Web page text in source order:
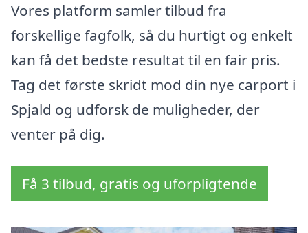
Vores platform samler tilbud fra
forskellige fagfolk, så du hurtigt og enkelt
kan få det bedste resultat til en fair pris.
Tag det første skridt mod din nye carport i
Spjald og udforsk de muligheder, der
venter på dig.
Få 3 tilbud, gratis og uforpligtende